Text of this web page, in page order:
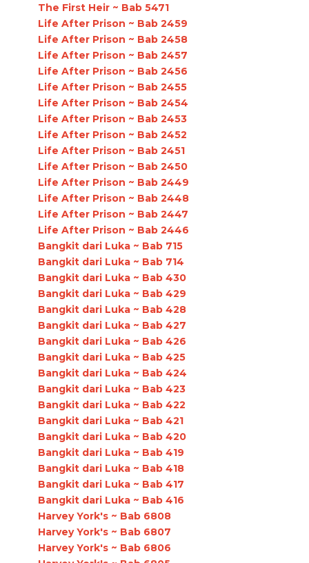
The First Heir ~ Bab 5471
Life After Prison ~ Bab 2459
Life After Prison ~ Bab 2458
Life After Prison ~ Bab 2457
Life After Prison ~ Bab 2456
Life After Prison ~ Bab 2455
Life After Prison ~ Bab 2454
Life After Prison ~ Bab 2453
Life After Prison ~ Bab 2452
Life After Prison ~ Bab 2451
Life After Prison ~ Bab 2450
Life After Prison ~ Bab 2449
Life After Prison ~ Bab 2448
Life After Prison ~ Bab 2447
Life After Prison ~ Bab 2446
Bangkit dari Luka ~ Bab 715
Bangkit dari Luka ~ Bab 714
Bangkit dari Luka ~ Bab 430
Bangkit dari Luka ~ Bab 429
Bangkit dari Luka ~ Bab 428
Bangkit dari Luka ~ Bab 427
Bangkit dari Luka ~ Bab 426
Bangkit dari Luka ~ Bab 425
Bangkit dari Luka ~ Bab 424
Bangkit dari Luka ~ Bab 423
Bangkit dari Luka ~ Bab 422
Bangkit dari Luka ~ Bab 421
Bangkit dari Luka ~ Bab 420
Bangkit dari Luka ~ Bab 419
Bangkit dari Luka ~ Bab 418
Bangkit dari Luka ~ Bab 417
Bangkit dari Luka ~ Bab 416
Harvey York's ~ Bab 6808
Harvey York's ~ Bab 6807
Harvey York's ~ Bab 6806